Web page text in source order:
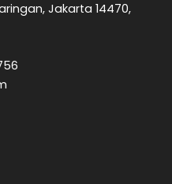
Jakarta 14470,